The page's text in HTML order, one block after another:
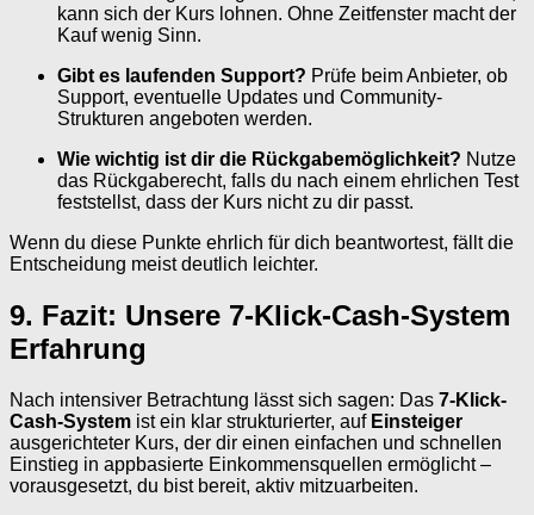
kann sich der Kurs lohnen. Ohne Zeitfenster macht der
Kauf wenig Sinn.
Gibt es laufenden Support? Prüfe beim Anbieter, ob
Support, eventuelle Updates und Community-
Strukturen angeboten werden.
Wie wichtig ist dir die Rückgabemöglichkeit? Nutze
das Rückgaberecht, falls du nach einem ehrlichen Test
feststellst, dass der Kurs nicht zu dir passt.
Wenn du diese Punkte ehrlich für dich beantwortest, fällt die
Entscheidung meist deutlich leichter.
9. Fazit: Unsere 7-Klick-Cash-System
Erfahrung
Nach intensiver Betrachtung lässt sich sagen: Das 7-Klick-
Cash-System ist ein klar strukturierter, auf Einsteiger
ausgerichteter Kurs, der dir einen einfachen und schnellen
Einstieg in appbasierte Einkommensquellen ermöglicht –
vorausgesetzt, du bist bereit, aktiv mitzuarbeiten.